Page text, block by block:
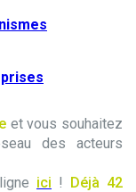
et vous souhaitez
des acteurs
ici ! Déjà 42